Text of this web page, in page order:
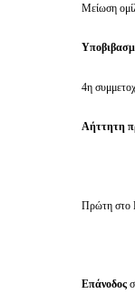
Mείωση
4η
Αήττητη
Πρώτη στο
Επάνοδος